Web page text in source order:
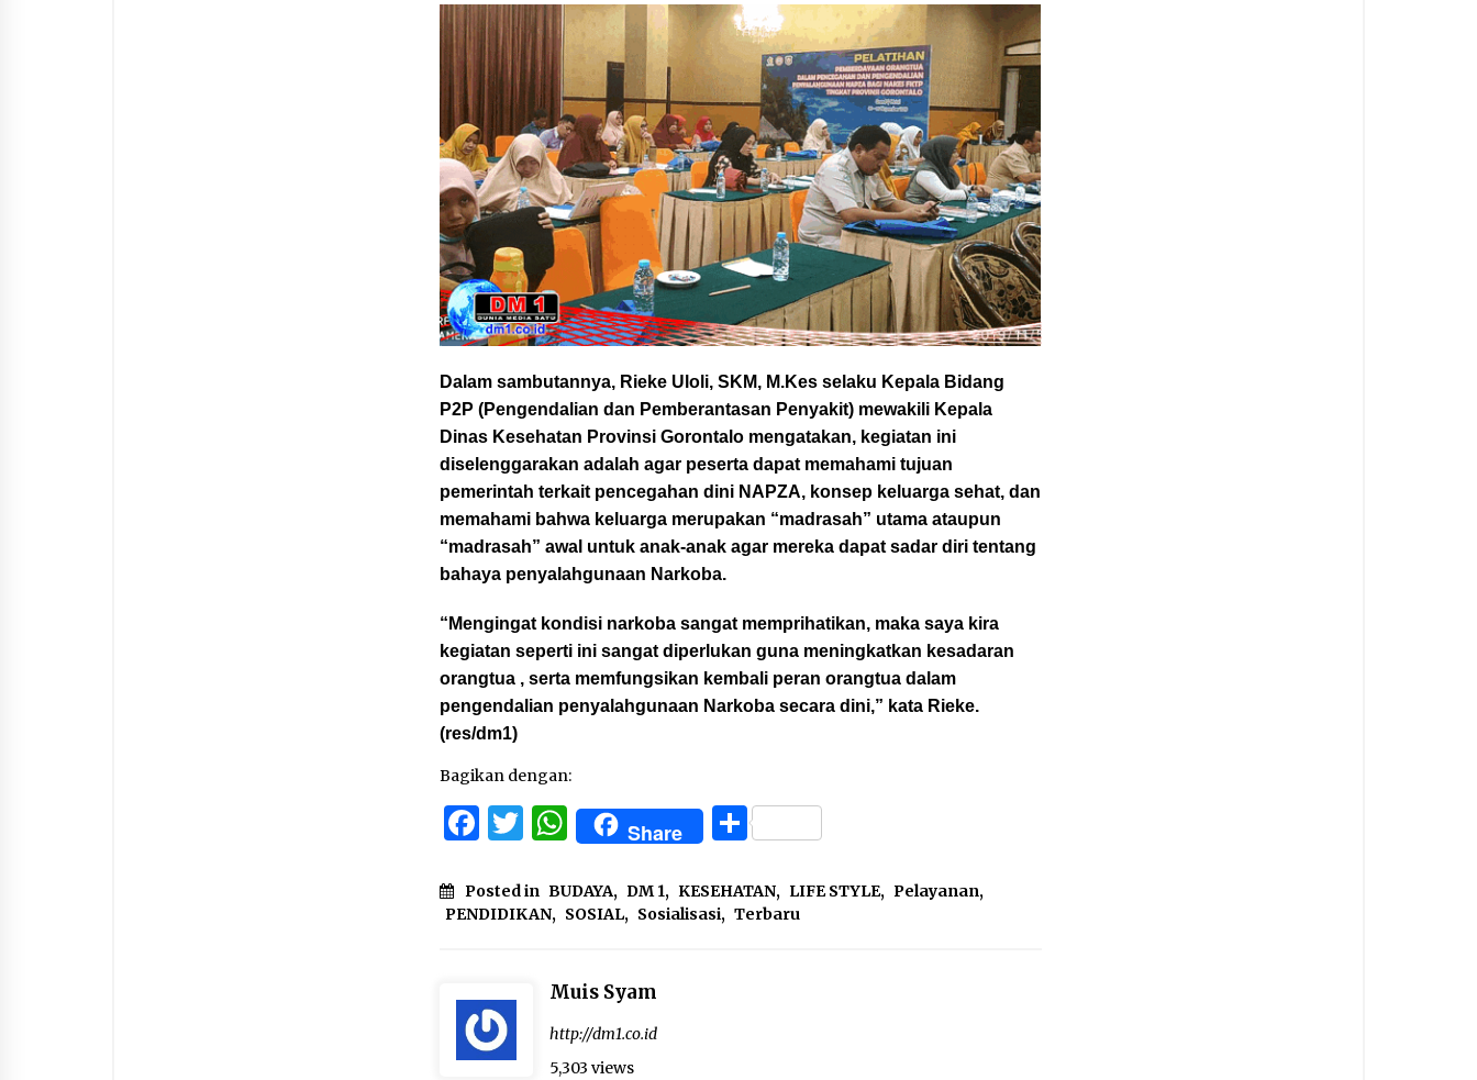
Dalam sambutannya, Rieke Uloli, SKM, M.Kes selaku Kepala Bidang
P2P (Pengendalian dan Pemberantasan Penyakit) mewakili Kepala
Dinas Kesehatan Provinsi Gorontalo mengatakan, kegiatan ini
diselenggarakan adalah agar peserta dapat memahami tujuan
pemerintah terkait pencegahan dini NAPZA, konsep keluarga sehat, dan
memahami bahwa keluarga merupakan “madrasah” utama ataupun
“madrasah” awal untuk anak-anak agar mereka dapat sadar diri tentang
bahaya penyalahgunaan Narkoba.
“Mengingat kondisi narkoba sangat memprihatikan, maka saya kira
kegiatan seperti ini sangat diperlukan guna meningkatkan kesadaran
orangtua , serta memfungsikan kembali peran orangtua dalam
pengendalian penyalahgunaan Narkoba secara dini,” kata Rieke.
(res/dm1)
Bagikan dengan:
Facebook
Twitter
WhatsApp
Share Share
Posted in BUDAYA, DM 1, KESEHATAN, LIFE STYLE, Pelayanan,
PENDIDIKAN, SOSIAL, Sosialisasi, Terbaru
Muis Syam
http://dm1.co.id
5,303 views